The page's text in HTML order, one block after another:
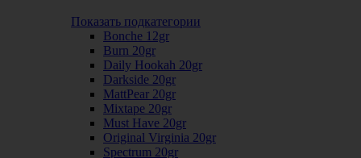
Показать подкатегории
Bonche 12gr
Burn 20gr
Daily Hookah 20gr
Darkside 20gr
MattPear 20gr
Mixtape 20gr
Must Have 20gr
Original Virginia 20gr
Spectrum 20gr